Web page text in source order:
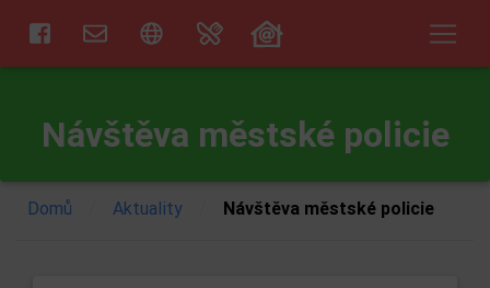
Návštěva městské policie
Domů Aktuality Návštěva městské policie